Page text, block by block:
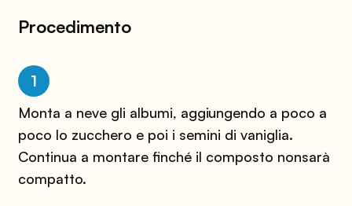
Procedimento
1
Monta a neve gli albumi, aggiungendo a poco a
poco lo zucchero e poi i semini di vaniglia.
Continua a montare finché il composto nonsarà
compatto.